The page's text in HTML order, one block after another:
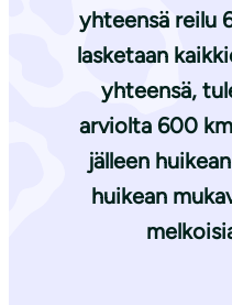
yhteensä reilu
lasketaan
yhteensä,
arviolta 600
jälleen
huikean